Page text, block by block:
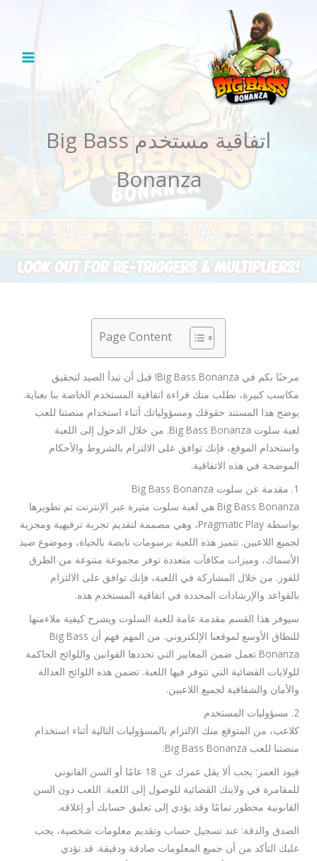
اتفاقية مستخدم Big Bass
Bonanza
Page Content
مرحبًا بكم في Big Bass Bonanza! قبل أن تبدأ الصيد لتحقيق
مكاسب كبيرة، نطلب منك قراءة اتفاقية المستخدم الخاصة بنا بعناية.
يوضح هذا المستند حقوقك ومسؤولياتك أثناء استخدام منصتنا للعب
لعبة سلوت Big Bass Bonanza. من خلال الدخول إلى اللعبة
واستخدام الموقع، فإنك توافق على الالتزام بالشروط والأحكام
الموضحة في هذه الاتفاقية.
1. مقدمة عن سلوت Big Bass Bonanza
Big Bass Bonanza هي لعبة سلوت مثيرة عبر الإنترنت تم تطويرها
بواسطة Pragmatic Play، وهي مصممة لتقديم تجربة ترفيهية ومجزية
لجميع اللاعبين. تتميز هذه اللعبة برسومات نابضة بالحياة، وموضوع صيد
الأسماك، وميزات مكافآت متعددة توفر مجموعة متنوعة من الطرق
للفوز. من خلال المشاركة في اللعبة، فإنك توافق على الالتزام
بالقواعد والإرشادات المحددة في اتفاقية المستخدم هذه.
سيوفر هذا القسم مقدمة عامة للعبة السلوت ويشرح كيفية ملاءمتها
للنطاق الأوسع لموقعنا الإلكتروني. من المهم فهم أن Big Bass
Bonanza تعمل ضمن المعايير التي تحددها القوانين واللوائح الحاكمة
للولايات القضائية التي تتوفر فيها اللعبة. تضمن هذه اللوائح العدالة
والأمان والشفافية لجميع اللاعبين.
2. مسؤوليات المستخدم
كلاعب، من المتوقع منك الالتزام بالمسؤوليات التالية أثناء استخدام
منصتنا للعب Big Bass Bonanza:
قيود العمر: يجب ألا يقل عمرك عن 18 عامًا أو السن القانوني
للمقامرة في ولايتك القضائية للوصول إلى اللعبة. اللعب دون السن
القانونية محظور تمامًا وقد يؤدي إلى تعليق حسابك أو إغلاقه.
الصدق والدقة: عند تسجيل حساب وتقديم معلومات شخصية، يجب
عليك التأكد من أن جميع المعلومات صادقة ودقيقة. قد تؤدي